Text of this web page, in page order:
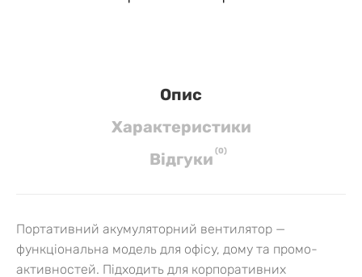
Опис
Характеристики
Вiдгуки (0)
Портативний акумуляторний вентилятор —
функціональна модель для офісу, дому та промо-
активностей. Підходить для корпоративних